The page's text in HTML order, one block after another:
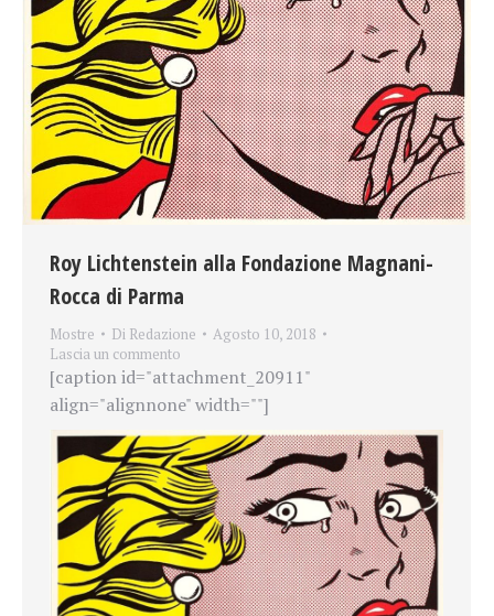
Roy Lichtenstein alla Fondazione Magnani-
Rocca di Parma
Mostre Di Redazione
Agosto 10, 2018
Lascia un commento
[caption id="attachment_20911"
align="alignnone" width=""]